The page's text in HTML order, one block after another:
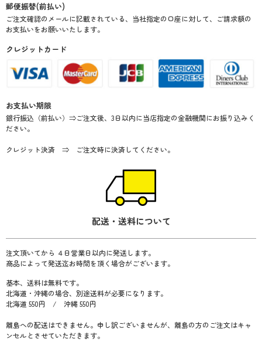
郵便振替(前払い)
ご注文確認のメールに記載されている、当社指定の口座に対して、ご請求額の
お支払いをお願いいたします。
クレジットカード
お支払い期限
銀行振込（前払い）⇒ご注文後、3日以内に当店指定の金融機関にお振り込みく
ださい。
クレジット決済 ⇒ ご注文時に決済してください。
配送・送料について
注文頂いてから ４日営業日以内に発送します。
商品によって発送迄お時間を頂く場合がございます。
基本、送料は無料です。
北海道・沖縄の場合、別途送料が必要になります。
北海道 550円 / 沖縄 550円
離島への配送はできません。申し訳ございませんが、離島の方のご注文はキャ
ンセルとさせていただきます。